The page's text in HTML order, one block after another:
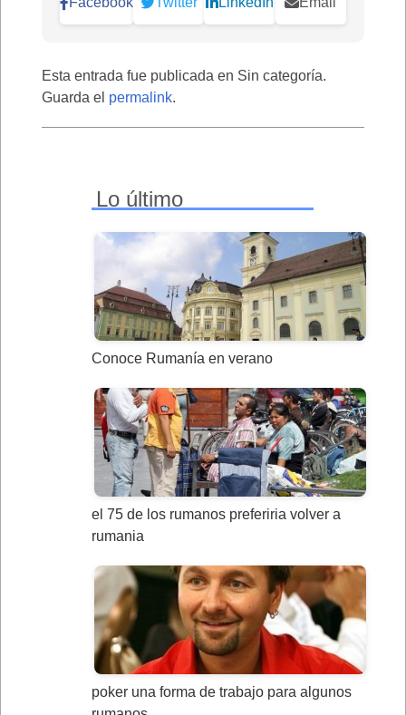
Esta entrada fue publicada en Sin categoría.
Guarda el permalink.
Lo último
Conoce Rumanía en verano
el 75 de los rumanos preferiria volver a
rumania
poker una forma de trabajo para algunos